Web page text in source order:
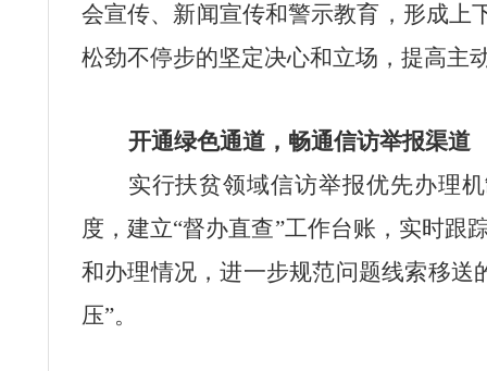
会宣传、新闻宣传和警示教育，形成上
松劲不停步的坚定决心和立场，提高主
开通绿色通道，畅通信访举报渠道
实行扶贫领域信访举报优先办理
度，建立“督办直查”工作台账，实时跟
和办理情况，进一步规范问题线索移
压”。